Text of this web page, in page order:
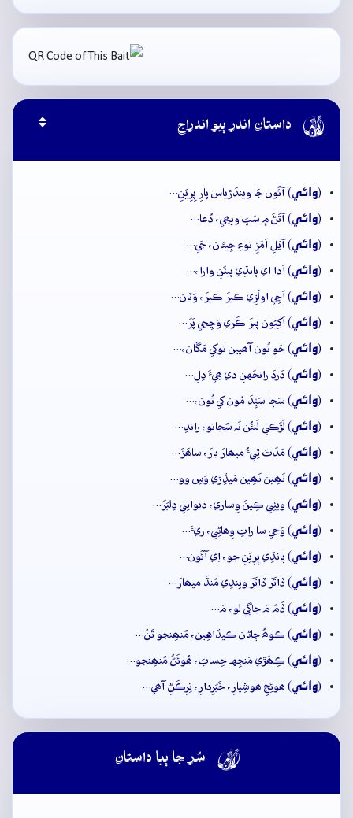
 داستان اندر ٻيو اندراج
(وائِي) آئُون جَا ويندَڙياس پارِ پِرِيَنِ…
(وائِي) آتَڻَ ۾ سَڀَ ويھِي، دُعا…
(وائِي) آيَلِ اَمَڙِ توءِ جِيئان، جَي…
(وائِي) اَدا اي ٻانڌِي ٻيٽَنِ وارا،…
(وائِي) اَچِي اولَڙِي ڪيرَ ڪيرَ، وَٽان…
(وائِي) اَکِيُون پيرَ ڪَري وَڃِجي پَرَ…
(وائِي) جَو تُون آھيين توکي مَڱان،…
(وائِي) دَردَ رانجَهنِ دي ھِيءَ دِلِ…
(وائِي) سَچا سَيِّدَ مُون کي تُون،…
(وائِي) لَڙَڪي لَنئُن نَہ سُڃاتو، راندِ…
(وائِي) مَدَتَ ٿِيءُ ميھارَ يارَ، ساھَڙَ…
(وائِي) نَھِين نَھِين مَيڏِڙي وَسِ وو…
(وائِي) ويٺِي ڪِينَ وِساري، ديوانِي دِلبَرَ…
(وائِي) وَڃي سا راتِ وِھاڻِي، ريءَ…
(وائِي) پانڌِي پِرِيَنِ جو، اِي آئُون…
(وائِي) ڏاتَرَ ڏاتَرَ ويندِي مُنڌَ ميھارَ…
(وائِي) ڏَمُ مَ جاڳي لو، مَ…
(وائِي) ڪوھُ ڄاڻان ڪيڏاهِين، مُنھِنجو تَنُ…
(وائِي) ڪِھَڙي مَنجِهہ حِسابَ، ھُوئَڻُ مُنھِنجو…
(وائِي) ھوئِجِ ھوشِيارِ، خَبَرِدارِ، تِرِڪَڻِ آھي…
 سُر جا ٻيا داستان